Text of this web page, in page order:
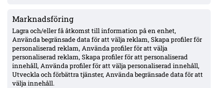
Marknadsföring
Lagra och/eller få åtkomst till information på en enhet,
Använda begränsade data för att välja reklam, Skapa profiler för
personaliserad reklam, Använda profiler för att välja
personaliserad reklam, Skapa profiler för att personaliserad
innehåll, Använda profiler för att välja personaliserad innehåll,
Utveckla och förbättra tjänster, Använda begränsade data för att
välja innehåll.